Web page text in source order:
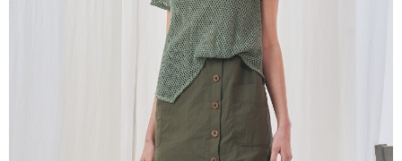
1.本服務係由「台灣大哥大股份有限公司」（以下簡稱本公司）所提供，讓
用戶於交易時，得透過本服務購買商品或服務，並由商店將買賣／分期付款
買賣價金債權讓與本公司後，依約使用本公司帳單繳交帳款。
2.基於同意付款使用「大哥付你分期」之契約關係目的，商店將以您的個人
資料（包含姓名、電話或地址）提供予台灣大哥大進項蒐集、處理及利用，
由本公司與您本人進行分期帳單所需資料之確認、核對及更正。
3.完整用戶服務條款，請詳閱以下連結：
https://oppay.tw/userRule
ATM／網路銀行／等多元方式進行付款，方視為交易完成。
※ 請注意：結帳手續完成當下不需立刻繳費，但若您需要取消訂單，請聯絡
購買商品的店家。未經商家同意取消之訂單仍視為有效，需透過AFTEE先享
※ 交易是否成功請以「AFTEE先享後付 」之結帳頁面顯示為準，若有關於
是否繳費成功／繳費後需取消欲退款等相關疑問，請聯繫「AFTEE先享後付
https://netprotections.freshdesk.com/support/home
１．透過由恩沛科技股份有限公司提供之「AFTEE先享後付」服務完成之交
每筆NT$120，滿NT$2,000(含以上)免運費